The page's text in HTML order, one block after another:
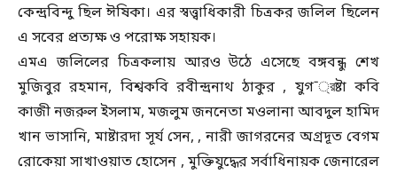
কেন্দ্রবিন্দু ছিল ঈষিকা। এর স্বত্ত্বাধিকারী চিত্রকর জলিল ছিলেন
এ সবের প্রত্যক্ষ ও পরোক্ষ সহায়ক।
এমএ জলিলের চিত্রকলায় আরও উঠে এসেছে বঙ্গবন্ধু শেখ
মুজিবুর রহমান, বিশ্বকবি রবীন্দ্রনাথ ঠাকুর , যুগ¯্রষ্টা কবি
কাজী নজরুল ইসলাম, মজলুম জননেতা মওলানা আবদুল হামিদ
খান ভাসানি, মাষ্টারদা সূর্য সেন, , নারী জাগরনের অগ্রদূত বেগম
রোকেয়া সাখাওয়াত হোসেন , মুক্তিযুদ্ধের সর্বাধিনায়ক জেনারেল